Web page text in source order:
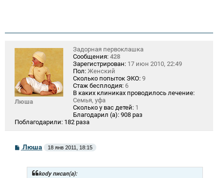
Люша
Задорная первоклашка
Сообщения: 428
Зарегистрирован: 17 июн 2010, 22:49
Пол: Женский
Сколько попыток ЭКО: 9
Стаж бесплодия: 6
В каких клиниках проводилось лечение:
Семья, уфа
Сколько у вас детей: 1
Благодарил (а): 908 раз
Поблагодарили: 182 раза
С
о
Люша 18 янв 2011, 18:15
kody писал(а):